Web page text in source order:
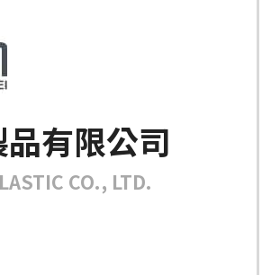
有限公司
CO., LTD.